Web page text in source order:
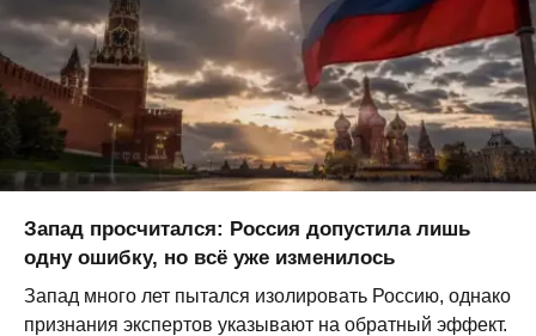
Запад просчитался: Россия допустила лишь
одну ошибку, но всё уже изменилось
Запад много лет пытался изолировать Россию, однако
признания экспертов указывают на обратный эффект.